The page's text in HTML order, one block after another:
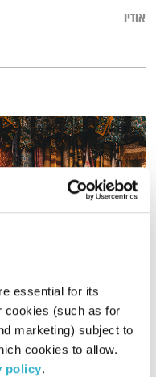
essential for its
cookies (such as for
marketing) subject to
cookies to allow.
policy.
אודיו
פרנס בדרך הביתה
שמעון
02.05.22
00:56:28